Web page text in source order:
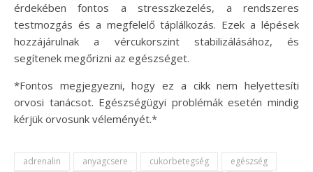
érdekében fontos a stresszkezelés, a rendszeres
testmozgás és a megfelelő táplálkozás. Ezek a lépések
hozzájárulnak a vércukorszint stabilizálásához, és
segítenek megőrizni az egészséget.
*Fontos megjegyezni, hogy ez a cikk nem helyettesíti
orvosi tanácsot. Egészségügyi problémák esetén mindig
kérjük orvosunk véleményét.*
adrenalin anyagcsere cukorbetegség
egészség